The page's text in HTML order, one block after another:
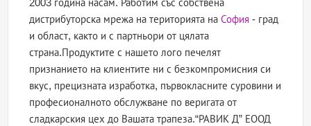
2003 година насам. Работим със собствена
дистрибуторска мрежа на територията наСофия - град
и област, както и с партньори от цялата
страна.Продуктите с нашето лого печелят
признанието на клиентите ни с безкомпромисния си
вкус, прецизната изработка, първокласните суровини и
професионалното обслужване по веригата от
сладкарския цех до Вашата трапеза.“РАВИК Д” ЕООД